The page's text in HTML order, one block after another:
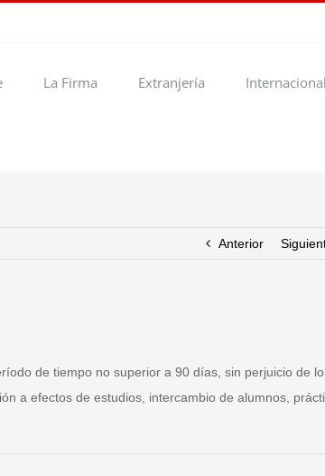
La Firma Extranjería Internacional
Anterior
de tiempo no superior a 90 días, sin perjuicio de lo
a efectos de estudios, intercambio de alumnos,